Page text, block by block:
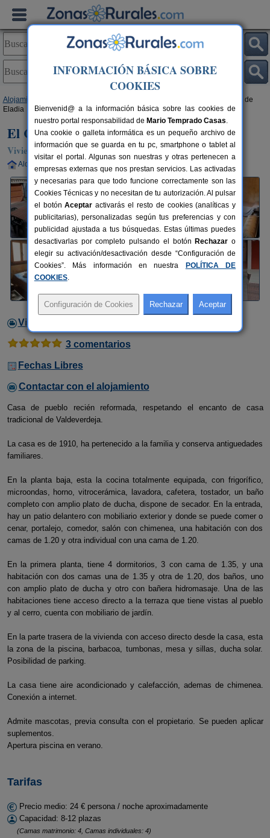
Alojamientos
> El Canchal de
Eladia
El Canchal de Eladia
Vivienda turística en Valdeverdeja (Toledo)
Alquiler completo 137 km de Toledo
Video
3 comentarios
Fechas Libres
Contactar con el alojamiento
Casa de pueblo recién reformada, respetando el encanto de casa
tradicional de Valdeverdeja.
La casa es de 1910, ha pertenecido a la familia y conserva antiguedades
familiares.
En la planta baja, esta la cocina totalmente equipada, con frigorífico,
microondas, horno, vitrocerámica, lavadora, cafetera, tostador, un baño
completo con amplio plato de ducha, dispone de secador. En la entrada,
hay un patio delantero con mobiliario exterior y donde se puede comer o
cenar, portalejo, comedor, salón con chimenea, una habitación con dos
camas de 1.20 y otra individual con una cama de 1.20.
En la primera planta, tiene 4 dormitorios, 3 con cama de 1.35, y una
habitación con dos camas una de 1.35 y otra de 1.20, dos baños, uno
con amplio plato de ducha y otro con bañera hidromasaje. Una de las
habitaciones tiene acceso directo a la terraza que tiene vistas al pueblo
y al cerro, cuenta con mobiliario de jardín.
En la parte trasera de la vivienda con acceso directo desde la casa, esta
la zona de la piscina, barbacoa, tumbonas, mesa y sillas, ducha solar.
Posibilidad de parking.
La casa tiene aire acondicionado y calefacción, ademas de chimenea.
Conexión a internet.
Admite mascotas, previa consulta con el propietario. Se pueden aplicar
suplementos.
Apertura piscina en verano.
Tarifas
Precio medio: 24 € persona / noche aproximadamente
Capacidad: 8-12 plazas
(Camas matrimonio: 4, Camas individuales: 4)
INFORMACIÓN BÁSICA SOBRE
COOKIES
Bienvenid@ a la información básica sobre las cookies de
nuestro portal responsabilidad de Mario Temprado Casas.
Una cookie o galleta informática es un pequeño archivo de
información que se guarda en tu pc, smartphone o tablet al
visitar el portal. Algunas son nuestras y otras pertenecen a
empresas externas que nos prestan servicios. Las activadas
y necesarias para que todo funcione correctamente son las
Cookies Técnicas y no necesitan de tu autorización. Al pulsar
el botónAceptar activarás el resto de cookies (analíticas y
publicitarias), personalizadas según tus preferencias y con
publicidad ajustada a tus búsquedas. Estas últimas puedes
desactivarlas por completo pulsando el botón Rechazar o
elegir su activación/desactivación desde “Configuración de
Cookies”. Más información en nuestra
POLÍTICA DE
COOKIES.